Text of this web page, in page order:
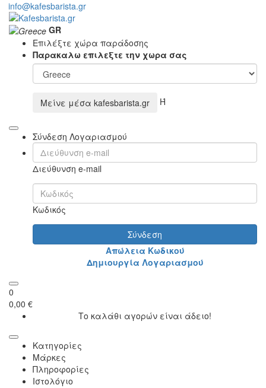
info@kafesbarista.gr
GR
Επιλέξτε χώρα παράδοσης
Παρακαλω επιλεξτε την χωρα σας
Μείνε μέσα kafesbarista.gr Ή
Σύνδεση Λογαριασμού
Διεύθυνση e-mail
Κωδικός
Σύνδεση
Απώλεια Κωδικού
Δημιουργία Λογαριασμού
0
0,00 €
Το καλάθι αγορών είναι άδειο!
Κατηγορίες
Μάρκες
Πληροφορίες
Ιστολόγιο